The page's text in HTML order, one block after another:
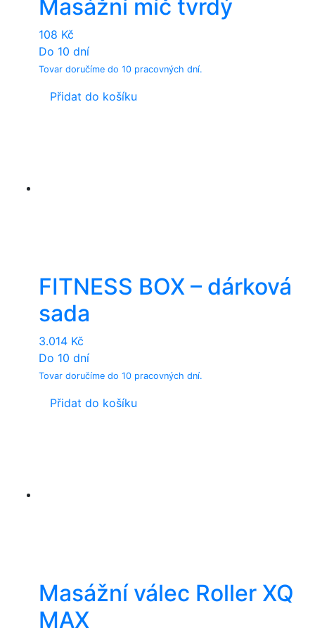
Masážní míč tvrdý
108 Kč
Do 10 dní
Tovar doručíme do 10 pracovných dní.
Přidat do košíku
FITNESS BOX – dárková
sada
3.014 Kč
Do 10 dní
Tovar doručíme do 10 pracovných dní.
Přidat do košíku
Masážní válec Roller XQ
MAX